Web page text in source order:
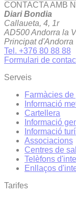
CONTACTA AMB
Diari Bondia
Callaueta, 4, 1r
AD500 Andorra la
Principat d'Andorra
Tel. +376 80 88 88
Formulari de
Serveis
Farmàcies
Informació
Cartellera
Informació
Informació
Associacions
Centres de
Telèfons
Enllaços
Tarifes